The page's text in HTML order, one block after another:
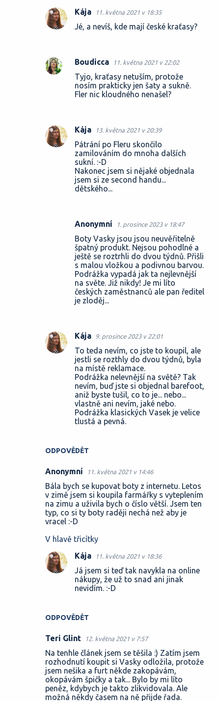
ODPOVĚDĚT
Kája 11. května 2021 v 18:35
Jé, a nevíš, kde mají české kraťasy?
Boudicca 11. května 2021 v 22:02
Tyjo, kraťasy netuším, protože
nosím prakticky jen šaty a sukně.
Fler nic kloudného nenašel?
Kája 13. května 2021 v 20:39
Pátrání po Fleru skončilo
zamilováním do mnoha dalších
sukní. :-D
Nakonec jsem si nějaké objednala
jsem si ze second handu...
dětského...
Anonymní 1. prosince 2023 v 18:47
Boty Vasky jsou jsou neuvěřitelně
špatný produkt. Nejsou pohodlné a
ještě se roztrhli do dvou týdnů. Přišli
s malou vložkou a podivnou barvou.
Podrážka vypadá jak ta nejlevnější
na světe. Již nikdy! Je mi líto
českých zaměstnanců ale pan ředitel
je zloděj...
Kája 9. prosince 2023 v 22:01
To teda nevím, co jste to koupil, ale
jestli se rozthly do dvou týdnů, byla
na místě reklamace.
Podrážka nelevnější na světě? Tak
nevím, buď jste si objednal barefoot,
aniž byste tušil, co to je... nebo...
vlastně ani nevím, jaké nebo.
Podrážka klasických Vasek je velice
tlustá a pevná.
Anonymní 11. května 2021 v 14:46
Bála bych se kupovat boty z internetu. Letos
v zimě jsem si koupila farmářky s vyteplením
na zimu a uživila bych o číslo větší. Jsem ten
typ, co si ty boty raději nechá než aby je
vracel :-D
V hlavě třicítky
ODPOVĚDĚT
Kája 11. května 2021 v 18:36
Já jsem si teď tak navykla na online
nákupy, že už to snad ani jinak
nevidím. :-D
Teri Glint 12. května 2021 v 7:57
Na tenhle článek jsem se těšila :) Zatím jsem
rozhodnutí koupit si Vasky odložila, protože
jsem nešika a furt někde zakopávám,
okopávám špičky a tak... Bylo by mi líto
peněz, kdybych je takto zlikvidovala. Ale
možná někdy časem na ně přijde řada.